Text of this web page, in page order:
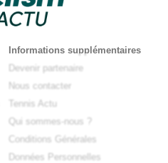
Informations supplémentaires
Devenir partenaire
Nous contacter
Tennis Actu
Qui sommes-nous ?
Conditions Générales
Données Personnelles